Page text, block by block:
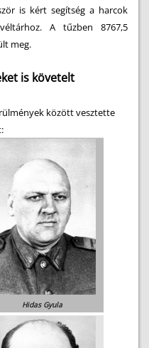
is kért segítség a harcok
A tűzben 8767,5
meg.
is követelt
között vesztette
Hidas Gyula